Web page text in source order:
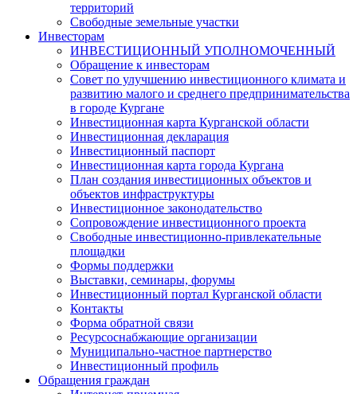
территорий
Свободные земельные участки
Инвесторам
ИНВЕСТИЦИОННЫЙ УПОЛНОМОЧЕННЫЙ
Обращение к инвесторам
Совет по улучшению инвестиционного климата и
развитию малого и среднего предпринимательства
в городе Кургане
Инвестиционная карта Курганской области
Инвестиционная декларация
Инвестиционный паспорт
Инвестиционная карта города Кургана
План создания инвестиционных объектов и
объектов инфраструктуры
Инвестиционное законодательство
Сопровождение инвестиционного проекта
Свободные инвестиционно-привлекательные
площадки
Формы поддержки
Выставки, семинары, форумы
Инвестиционный портал Курганской области
Контакты
Форма обратной связи
Ресурсоснабжающие организации
Муниципально-частное партнерство
Инвестиционный профиль
Обращения граждан